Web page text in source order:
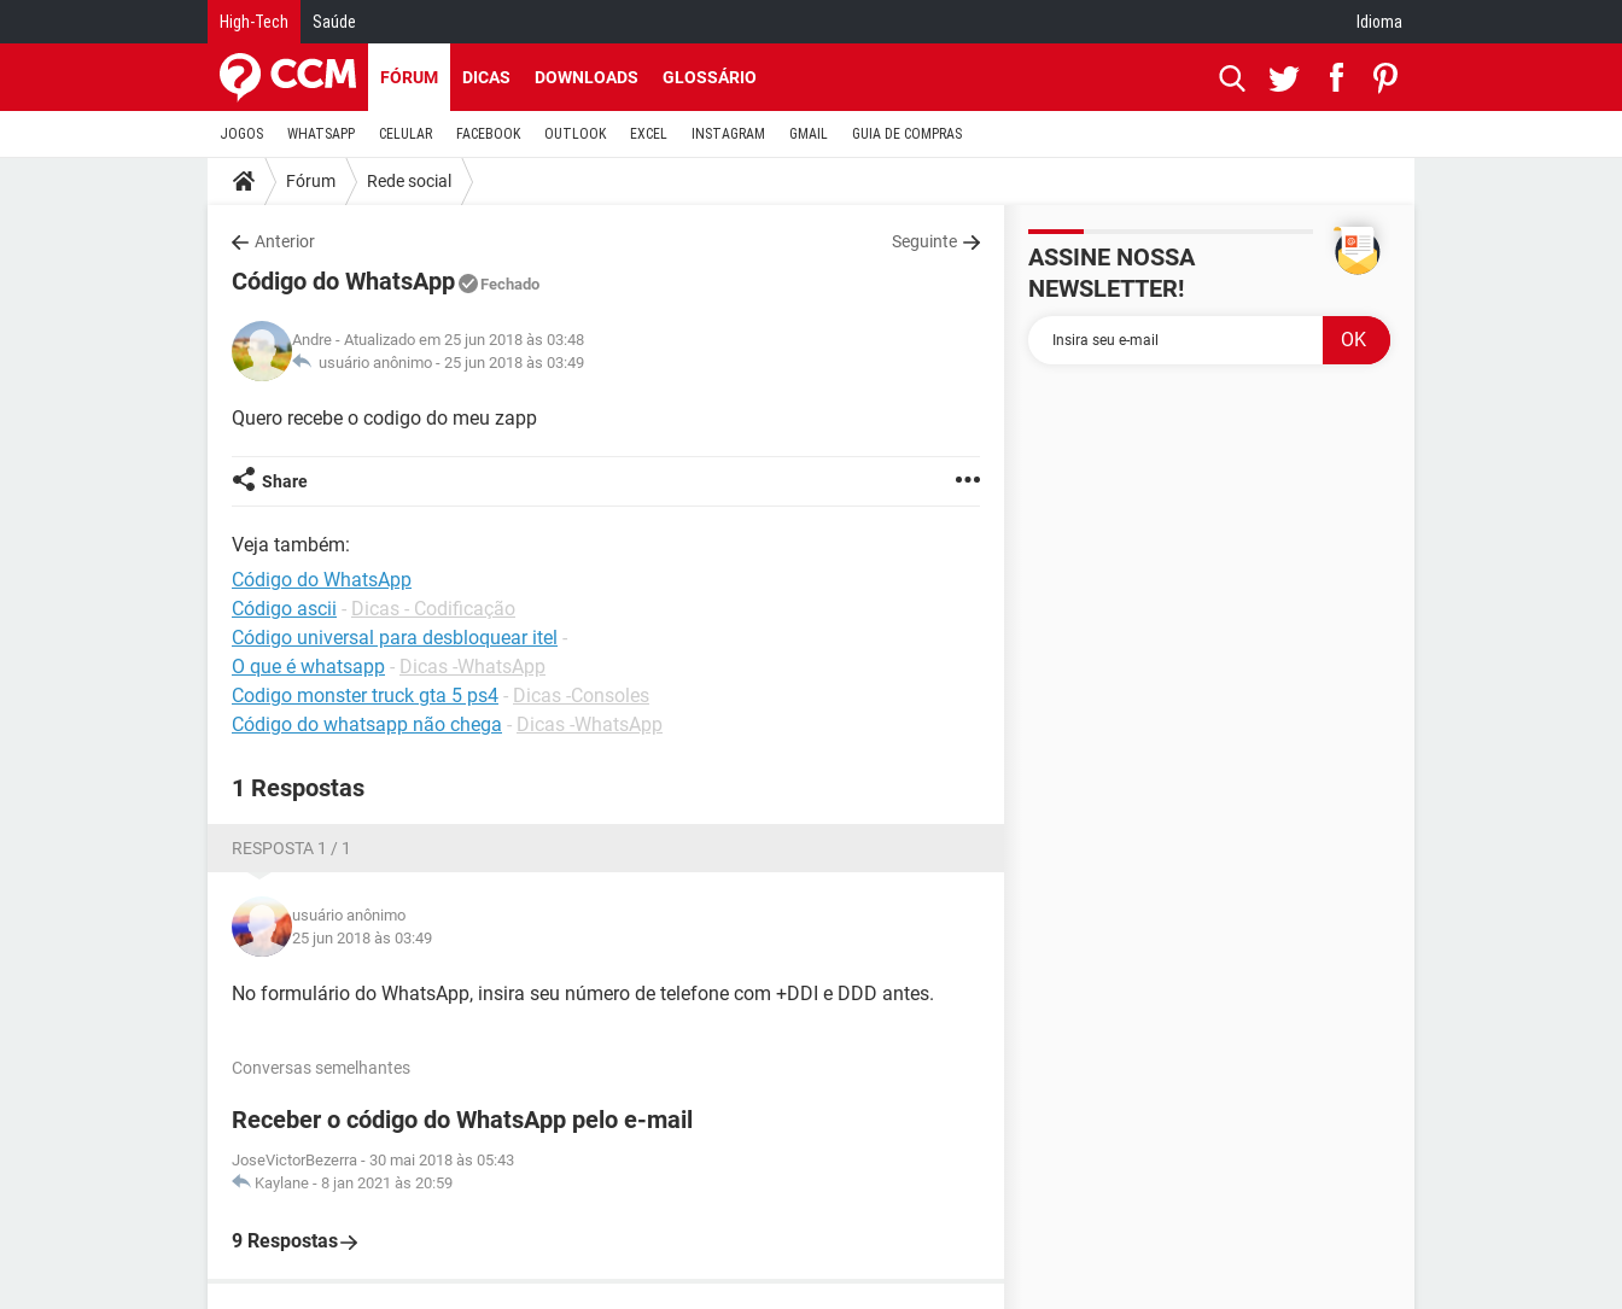
High-Tech Saúde Idioma
FÓRUM DICAS DOWNLOADS GLOSSÁRIO
JOGOS WHATSAPP CELULAR FACEBOOK OUTLOOK EXCEL INSTAGRAM GMAIL GUIA DE COMPRAS
Fórum Rede social
Anterior Seguinte
Código do WhatsApp Fechado
Andre - Atualizado em 25 jun 2018 às 03:48
usuário anônimo - 25 jun 2018 às 03:49
Quero recebe o codigo do meu zapp
Share
Veja também:
Código do WhatsApp
Código ascii - Dicas - Codificação
Código universal para desbloquear itel -
O que é whatsapp - Dicas -WhatsApp
Codigo monster truck gta 5 ps4 - Dicas -Consoles
Código do whatsapp não chega - Dicas -WhatsApp
1 Respostas
RESPOSTA 1 / 1
usuário anônimo
25 jun 2018 às 03:49
No formulário do WhatsApp, insira seu número de telefone com +DDI e DDD antes.
Conversas semelhantes
Receber o código do WhatsApp pelo e-mail
JoseVictorBezerra - 30 mai 2018 às 05:43
Kaylane - 8 jan 2021 às 20:59
9 Respostas
ASSINE NOSSA
NEWSLETTER!